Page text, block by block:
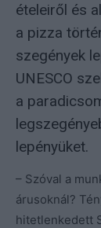
ételeiről és
a pizza
szegények
UNESCO
a
lepényüket.
– Szóval a
árusoknál?
hitetlenkedett